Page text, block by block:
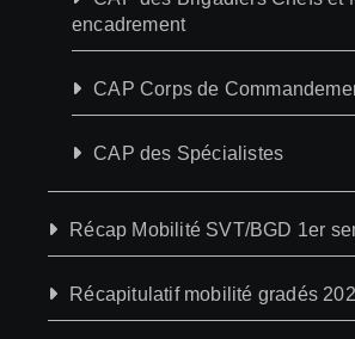
encadrement
CAP Corps de
CAP des Spécialistes
Récap Mobilité SVT/BGD 1er
Récapitulatif mobilité gradés